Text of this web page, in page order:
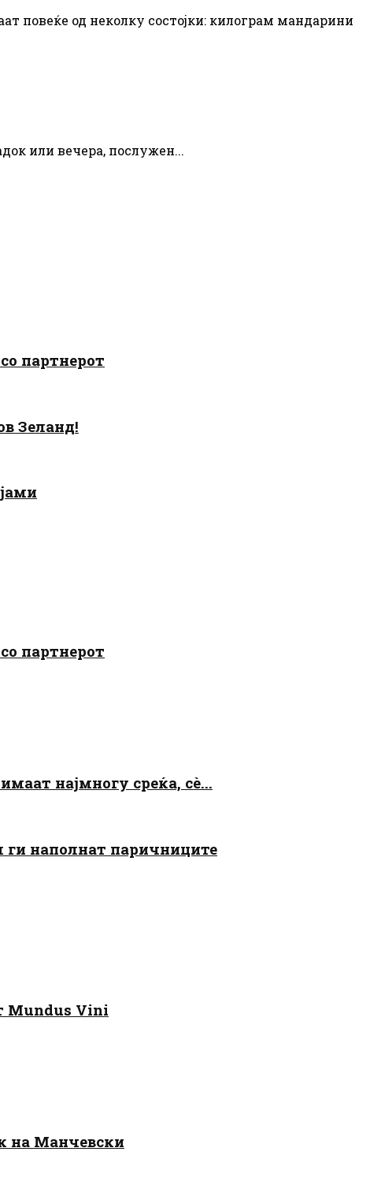
повеќе од неколку состојки: килограм мандарини
или вечера, послужен...
партнерот
Зеланд!
партнерот
најмногу среќа, сè...
ги наполнат паричниците
Mundus Vini
на Манчевски